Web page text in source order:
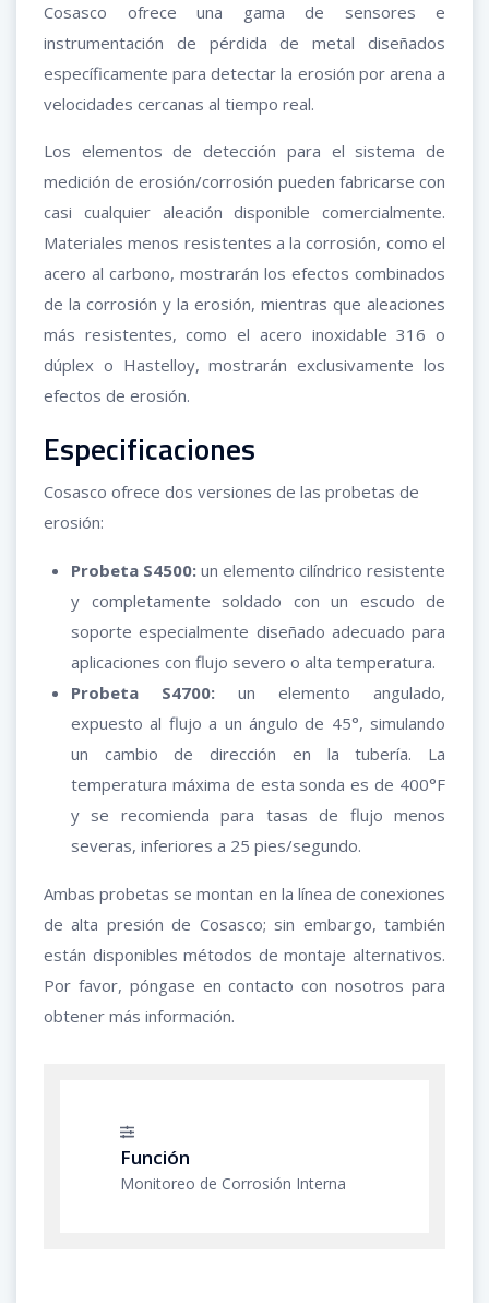
Cosasco ofrece una gama de sensores e
instrumentación de pérdida de metal diseñados
específicamente para detectar la erosión por arena a
velocidades cercanas al tiempo real.
Los elementos de detección para el sistema de
medición de erosión/corrosión pueden fabricarse con
casi cualquier aleación disponible comercialmente.
Materiales menos resistentes a la corrosión, como el
acero al carbono, mostrarán los efectos combinados
de la corrosión y la erosión, mientras que aleaciones
más resistentes, como el acero inoxidable 316 o
dúplex o Hastelloy, mostrarán exclusivamente los
efectos de erosión.
Especificaciones
Cosasco ofrece dos versiones de las probetas de
erosión:
Probeta S4500: un elemento cilíndrico resistente
y completamente soldado con un escudo de
soporte especialmente diseñado adecuado para
aplicaciones con flujo severo o alta temperatura.
Probeta S4700: un elemento angulado,
expuesto al flujo a un ángulo de 45°, simulando
un cambio de dirección en la tubería. La
temperatura máxima de esta sonda es de 400°F
y se recomienda para tasas de flujo menos
severas, inferiores a 25 pies/segundo.
Ambas probetas se montan en la línea de conexiones
de alta presión de Cosasco; sin embargo, también
están disponibles métodos de montaje alternativos.
Por favor, póngase en contacto con nosotros para
obtener más información.
Función
Monitoreo de Corrosión Interna